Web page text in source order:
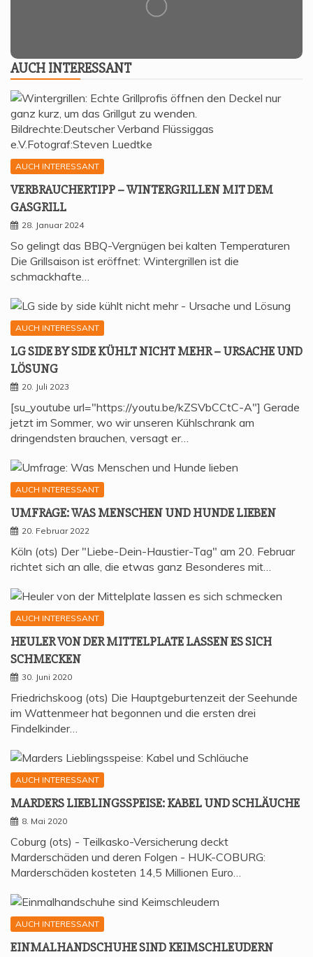
AUCH INTER­ES­SANT
AUCH INTERESSANT
VER­BRAU­CHER­TIPP – WIN­TER­GRIL­LEN MIT DEM
GASGRILL
28. Januar 2024
So gelingt das BBQ-Vergnügen bei kalten Temperaturen
Die Grillsaison ist eröffnet: Wintergrillen ist die
schmackhafte…
AUCH INTERESSANT
LG SIDE BY SIDE KÜHLT NICHT MEHR – URSA­CHE UND
LÖSUNG
20. Juli 2023
[su_youtube url="https://youtu.be/kZSVbCCtC-A"] Gerade
jetzt im Sommer, wo wir unseren Kühlschrank am
dringendsten brauchen, versagt er…
AUCH INTERESSANT
UMFRA­GE: WAS MEN­SCHEN UND HUN­DE LIEBEN
20. Februar 2022
Köln (ots) Der "Liebe-Dein-Haustier-Tag" am 20. Februar
richtet sich an alle, die etwas ganz Besonderes mit…
AUCH INTERESSANT
HEU­LER VON DER MIT­TEL­P­LA­TE LAS­SEN ES SICH
SCHMECKEN
30. Juni 2020
Friedrichskoog (ots) Die Hauptgeburtenzeit der Seehunde
im Wattenmeer hat begonnen und die ersten drei
Findelkinder…
AUCH INTERESSANT
MAR­DERS LIEB­LINGS­SPEI­SE: KABEL UND SCHLÄUCHE
8. Mai 2020
Coburg (ots) - Teilkasko-Versicherung deckt
Marderschäden und deren Folgen - HUK-COBURG:
Marderschäden kosteten 14,5 Millionen Euro…
AUCH INTERESSANT
EIN­MAL­HAND­SCHU­HE SIND KEIMSCHLEUDERN